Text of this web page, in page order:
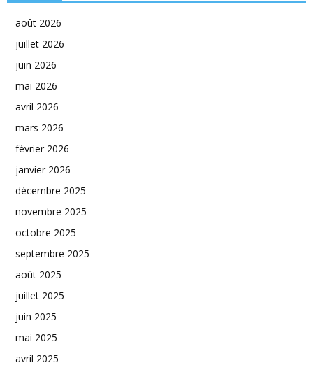
août 2026
juillet 2026
juin 2026
mai 2026
avril 2026
mars 2026
février 2026
janvier 2026
décembre 2025
novembre 2025
octobre 2025
septembre 2025
août 2025
juillet 2025
juin 2025
mai 2025
avril 2025